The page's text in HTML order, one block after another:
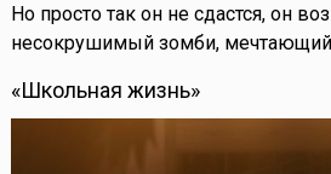
Но просто так он не сдастся, он
несокрушимый зомби, мечтающий
«Школьная жизнь»